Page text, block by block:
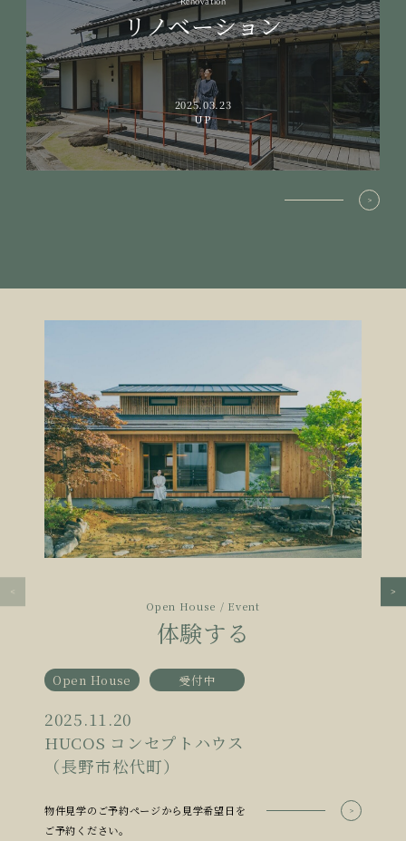
リノベーション
2025.03.23
UP
Open House / Event
体験する
Open House 受付中
2025.11.20
HUCOS コンセプトハウス
（長野市松代町）
物件見学のご予約ページから見学希望日を
ご予約ください。